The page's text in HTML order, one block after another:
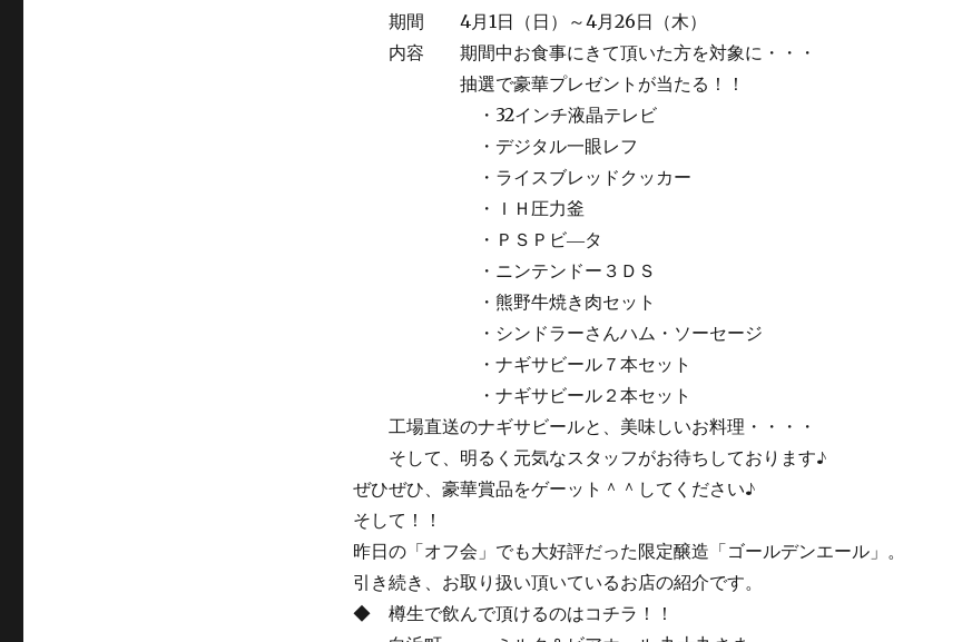
期間 4月1日（日）～4月26日（木）
内容 期間中お食事にきて頂いた方を対象に・・・
抽選で豪華プレゼントが当たる！！
・32インチ液晶テレビ
・デジタル一眼レフ
・ライスブレッドクッカー
・ＩＨ圧力釜
・ＰＳＰビ―タ
・ニンテンドー３ＤＳ
・熊野牛焼き肉セット
・シンドラーさんハム・ソーセージ
・ナギサビール７本セット
・ナギサビール２本セット
工場直送のナギサビールと、美味しいお料理・・・・
そして、明るく元気なスタッフがお待ちしております♪
ぜひぜひ、豪華賞品をゲーット＾＾してください♪
そして！！
昨日の「オフ会」でも大好評だった限定醸造「ゴールデンエール」。
引き続き、お取り扱い頂いているお店の紹介です。
◆ 樽生で飲んで頂けるのはコチラ！！